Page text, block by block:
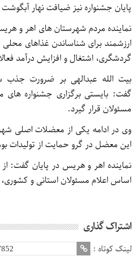
پایان جشنواره نیز ضیافت نهار
نماینده مردم شهرستان های اهر و
ارزشمند برای شناساندن غذاهای
گردشگری، اشتغال و افزایش درآمد
بیت الله عبدالهی بر ضرورت جذب
گفت: بایستی برگزاری جشنواره های
مسئولان قرار گیرد.
وی در ادامه یکی از معضلات اصلی
این معضل در گرو حمایت از تولیدات
نماینده اهر و هریس در پایان گفت:
اساس اعلام مسئولان استانی و
اشتراک گذاری
لینک کوتاه :